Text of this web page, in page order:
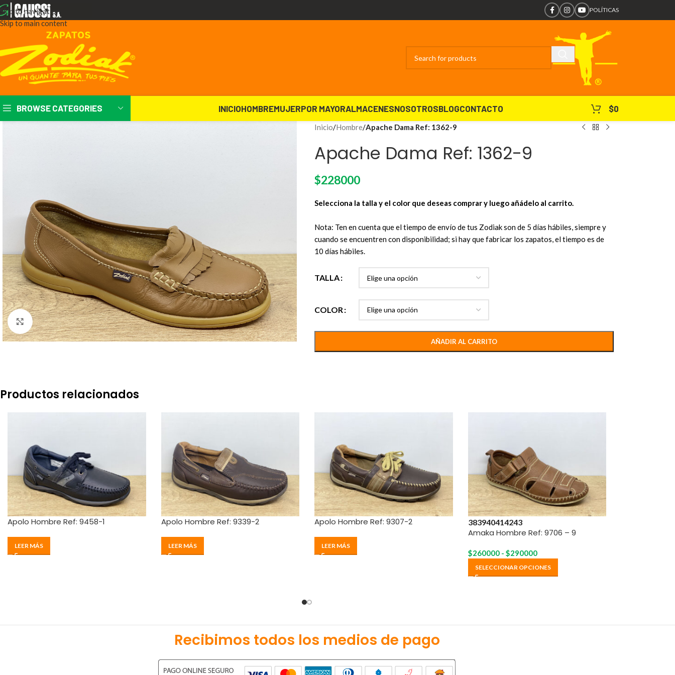
Skip to navigation
Skip to main content
POLÍTICAS
BROWSE CATEGORIES INICIOHOMBREMUJERPOR MAYORALMACENESNOSOTROSBLOGCONTACTO $0
Click to enlarge
Inicio/Hombre/Apache Dama Ref: 1362-9
Apache Dama Ref: 1362-9
$228000
Selecciona la talla y el color que deseas comprar y luego añádelo al carrito.
Nota: Ten en cuenta que el tiempo de envío de tus Zodiak son de 5 días hábiles, siempre y
cuando se encuentren con disponibilidad; si hay que fabricar los zapatos, el tiempo es de
10 días hábiles.
TALLA
COLOR
AÑADIR AL CARRITO
Productos relacionados
Apolo Hombre Ref: 9458-1
LEER MÁS
Apolo Hombre Ref: 9339-2
LEER MÁS
Apolo Hombre Ref: 9307-2
LEER MÁS
383940414243
Amaka Hombre Ref: 9706 – 9
$260000 - $290000
SELECCIONAR OPCIONES
Recibimos todos los medios de pago